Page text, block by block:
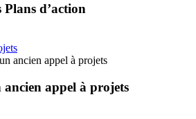
Plans d’action
ancien appel à projets
ancien appel à projets